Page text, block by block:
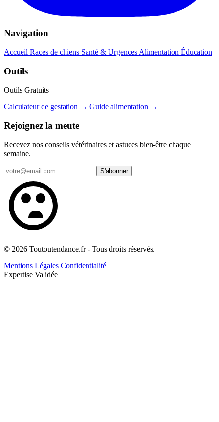
Navigation
Accueil Races de chiens Santé & Urgences Alimentation Éducation
Outils
Outils Gratuits
Calculateur de gestation → Guide alimentation →
Rejoignez la meute
Recevez nos conseils vétérinaires et astuces bien-être chaque
semaine.
S'abonner
© 2026 Toutoutendance.fr - Tous droits réservés.
Mentions Légales Confidentialité
Expertise Validée